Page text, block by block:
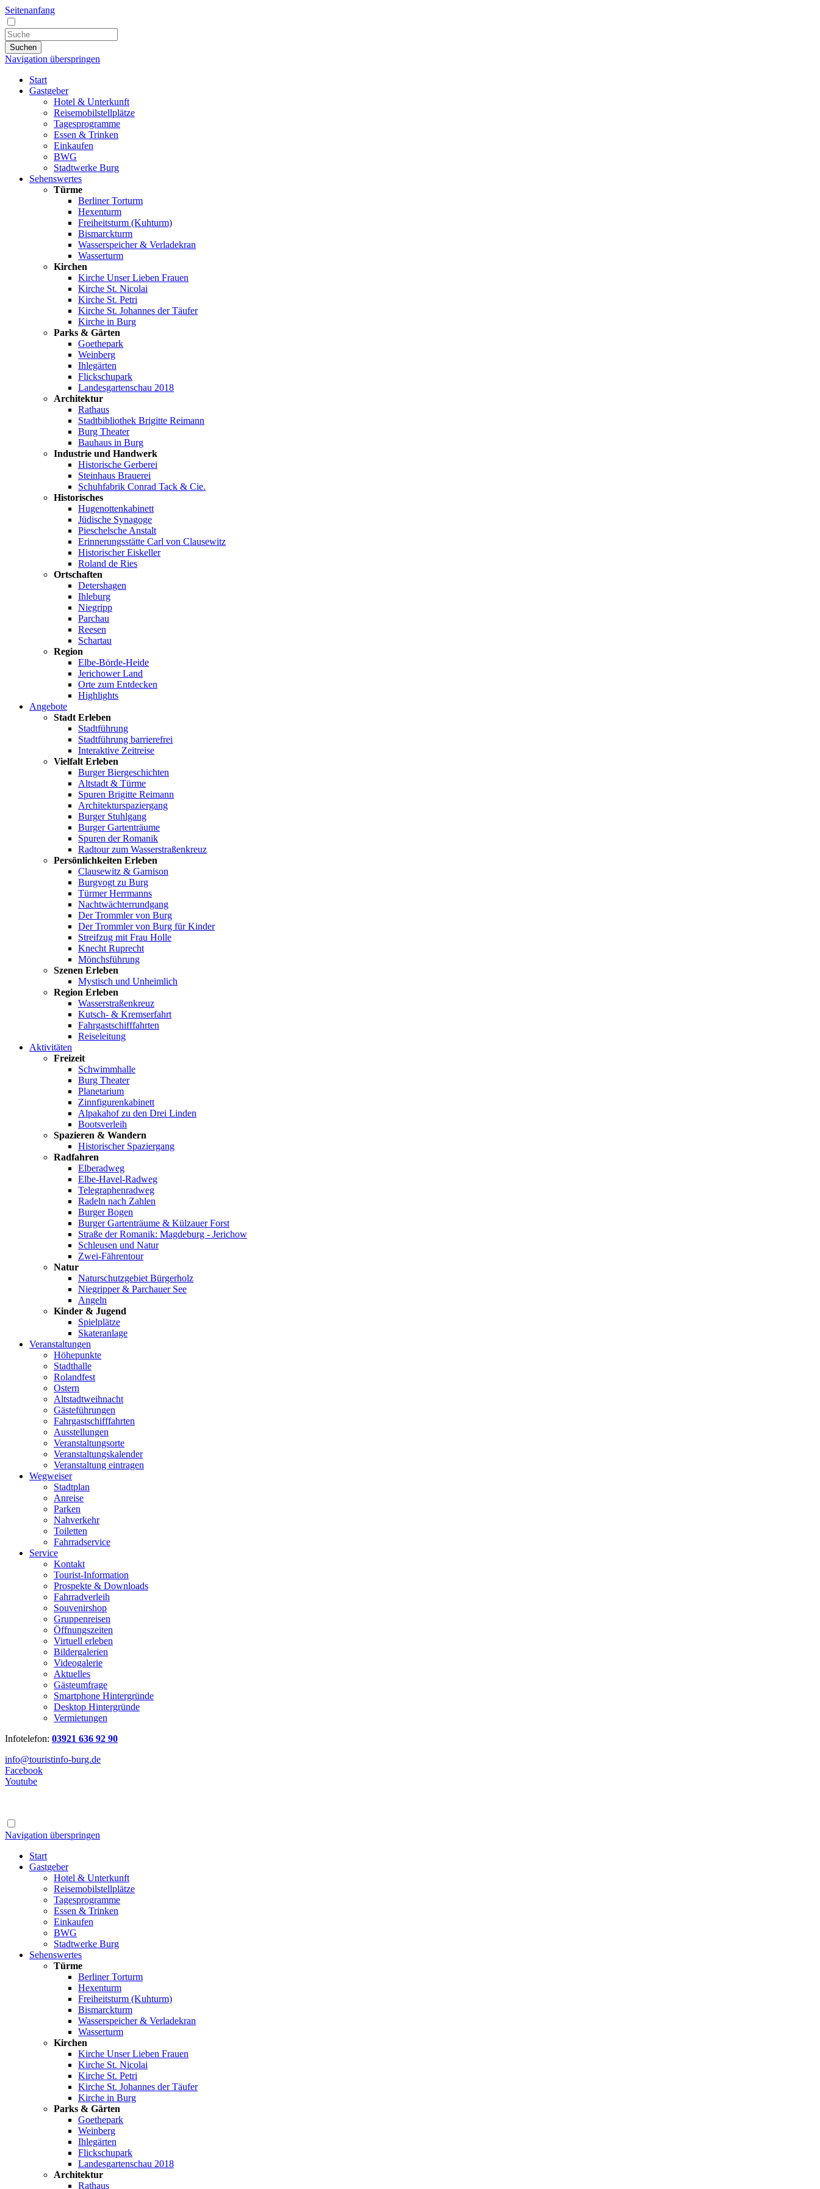
Seitenanfang
Suchen
Navigation überspringen
Start
Gastgeber
Hotel & Unterkunft
Reisemobilstellplätze
Tagesprogramme
Essen & Trinken
Einkaufen
BWG
Stadtwerke Burg
Sehenswertes
Türme
Berliner Torturm
Hexenturm
Freiheitsturm (Kuhturm)
Bismarckturm
Wasserspeicher & Verladekran
Wasserturm
Kirchen
Kirche Unser Lieben Frauen
Kirche St. Nicolai
Kirche St. Petri
Kirche St. Johannes der Täufer
Kirche in Burg
Parks & Gärten
Goethepark
Weinberg
Ihlegärten
Flickschupark
Landesgartenschau 2018
Architektur
Rathaus
Stadtbibliothek Brigitte Reimann
Burg Theater
Bauhaus in Burg
Industrie und Handwerk
Historische Gerberei
Steinhaus Brauerei
Schuhfabrik Conrad Tack & Cie.
Historisches
Hugenottenkabinett
Jüdische Synagoge
Pieschelsche Anstalt
Erinnerungsstätte Carl von Clausewitz
Historischer Eiskeller
Roland de Ries
Ortschaften
Detershagen
Ihleburg
Niegripp
Parchau
Reesen
Schartau
Region
Elbe-Börde-Heide
Jerichower Land
Orte zum Entdecken
Highlights
Angebote
Stadt Erleben
Stadtführung
Stadtführung barrierefrei
Interaktive Zeitreise
Vielfalt Erleben
Burger Biergeschichten
Altstadt & Türme
Spuren Brigitte Reimann
Architekturspaziergang
Burger Stuhlgang
Burger Gartenträume
Spuren der Romanik
Radtour zum Wasserstraßenkreuz
Persönlichkeiten Erleben
Clausewitz & Garnison
Burgvogt zu Burg
Türmer Herrmanns
Nachtwächterrundgang
Der Trommler von Burg
Der Trommler von Burg für Kinder
Streifzug mit Frau Holle
Knecht Ruprecht
Mönchsführung
Szenen Erleben
Mystisch und Unheimlich
Region Erleben
Wasserstraßenkreuz
Kutsch- & Kremserfahrt
Fahrgastschifffahrten
Reiseleitung
Aktivitäten
Freizeit
Schwimmhalle
Burg Theater
Planetarium
Zinnfigurenkabinett
Alpakahof zu den Drei Linden
Bootsverleih
Spazieren & Wandern
Historischer Spaziergang
Radfahren
Elberadweg
Elbe-Havel-Radweg
Telegraphenradweg
Radeln nach Zahlen
Burger Bogen
Burger Gartenträume & Külzauer Forst
Straße der Romanik: Magdeburg - Jerichow
Schleusen und Natur
Zwei-Fährentour
Natur
Naturschutzgebiet Bürgerholz
Niegripper & Parchauer See
Angeln
Kinder & Jugend
Spielplätze
Skateranlage
Veranstaltungen
Höhepunkte
Stadthalle
Rolandfest
Ostern
Altstadtweihnacht
Gästeführungen
Fahrgastschifffahrten
Ausstellungen
Veranstaltungsorte
Veranstaltungskalender
Veranstaltung eintragen
Wegweiser
Stadtplan
Anreise
Parken
Nahverkehr
Toiletten
Fahrradservice
Service
Kontakt
Tourist-Information
Prospekte & Downloads
Fahrradverleih
Souvenirshop
Gruppenreisen
Öffnungszeiten
Virtuell erleben
Bildergalerien
Videogalerie
Aktuelles
Gästeumfrage
Smartphone Hintergründe
Desktop Hintergründe
Vermietungen
Infotelefon: 03921 636 92 90
info@touristinfo-burg.de
Facebook
Youtube
Navigation überspringen
Start
Gastgeber
Hotel & Unterkunft
Reisemobilstellplätze
Tagesprogramme
Essen & Trinken
Einkaufen
BWG
Stadtwerke Burg
Sehenswertes
Türme
Berliner Torturm
Hexenturm
Freiheitsturm (Kuhturm)
Bismarckturm
Wasserspeicher & Verladekran
Wasserturm
Kirchen
Kirche Unser Lieben Frauen
Kirche St. Nicolai
Kirche St. Petri
Kirche St. Johannes der Täufer
Kirche in Burg
Parks & Gärten
Goethepark
Weinberg
Ihlegärten
Flickschupark
Landesgartenschau 2018
Architektur
Rathaus